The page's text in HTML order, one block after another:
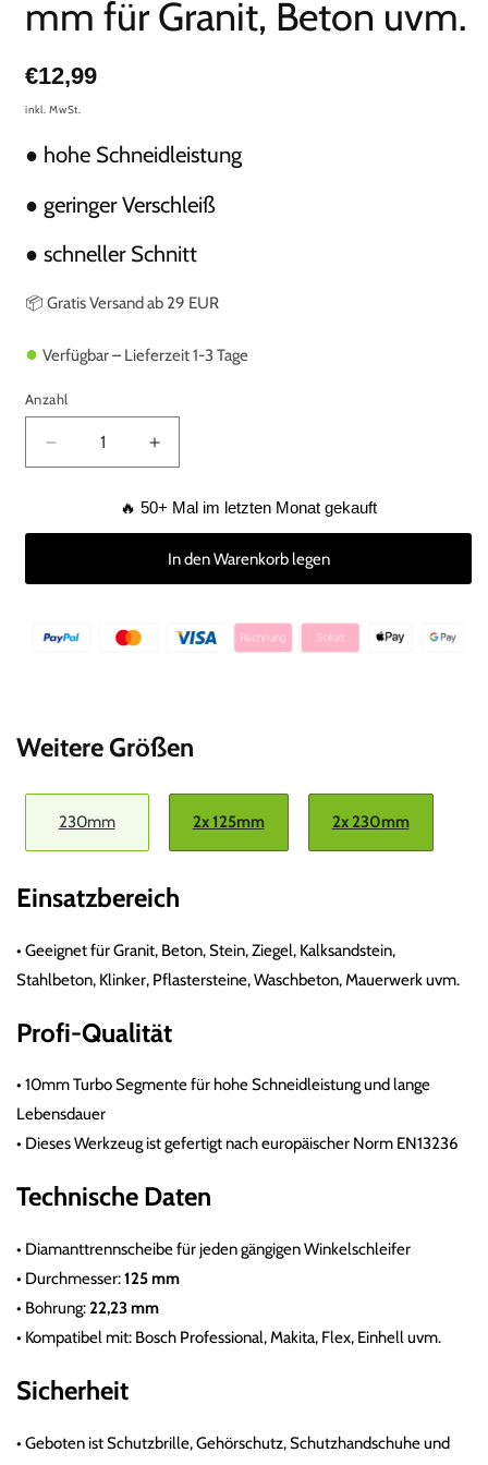
mm für Granit, Beton uvm.
Normaler
€12,99
inkl. MwSt.
● hohe Schneidleistung
● geringer Verschleiß
● schneller Schnitt
📦 Gratis Versand ab 29 EUR
● Verfügbar – Lieferzeit 1-3 Tage
Anzahl
Verringere
die
Diamanttrennscheibe
125
für
Erhöhe
die
Menge
für
Diamanttrennscheibe
125
🔥 50+ Mal im letzten Monat gekauft
In den Warenkorb legen
Weitere Größen
230mm 2x 125mm 2x 230mm
Einsatzbereich
• Geeignet für Granit, Beton, Stein, Ziegel, Kalksandstein,
Stahlbeton, Klinker, Pflastersteine, Waschbeton, Mauerwerk uvm.
Profi-Qualität
• 10mm Turbo Segmente für hohe Schneidleistung und lange
Lebensdauer
• Dieses Werkzeug ist gefertigt nach europäischer Norm EN13236
Technische Daten
• Diamanttrennscheibefür jeden gängigen Winkelschleifer
• Durchmesser:125 mm
• Bohrung:22,23 mm
• Kompatibel mit: Bosch Professional, Makita, Flex, Einhell uvm.
Sicherheit
• Geboten ist Schutzbrille, Gehörschutz, Schutzhandschuhe und